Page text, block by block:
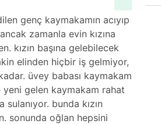
genç kaymakamın acıyıp
zamanla evin kızına
kızın başına gelebilecek
elinden hiçbir iş gelmiyor,
üvey babası kaymakam
gelen kaymakam rahat
bunda kızın
sonunda oğlan hepsini